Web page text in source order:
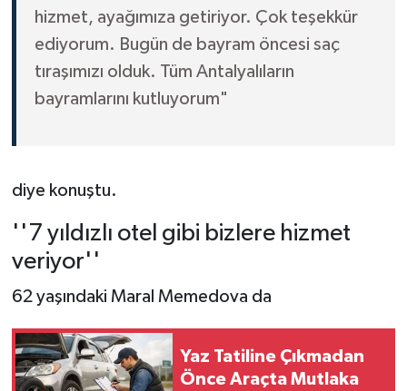
hizmet, ayağımıza getiriyor. Çok teşekkür
ediyorum. Bugün de bayram öncesi saç
tıraşımızı olduk. Tüm Antalyalıların
bayramlarını kutluyorum"
diye konuştu.
''7 yıldızlı otel gibi bizlere hizmet
veriyor''
62 yaşındaki Maral Memedova da
Yaz Tatiline Çıkmadan
Önce Araçta Mutlaka